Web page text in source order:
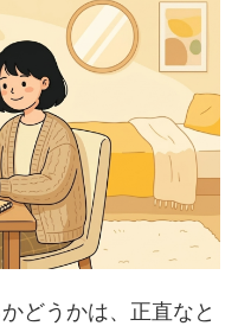
どうかは、正直なと